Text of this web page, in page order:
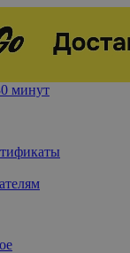
минут